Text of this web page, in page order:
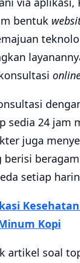
bentuk
sedia 24 jam
juga
berisi
setiap
Kopi
artikel soal